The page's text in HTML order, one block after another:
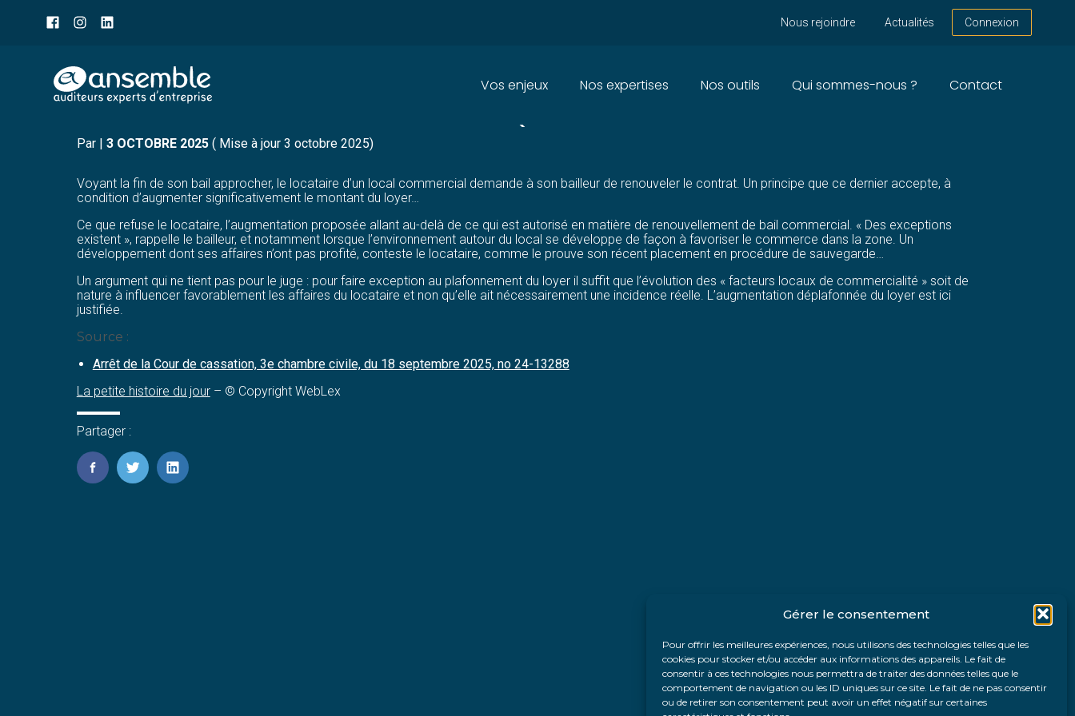
Gérer le consentement
Pour offrir les meilleures expériences, nous utilisons des technologies telles que les
cookies pour stocker et/ou accéder aux informations des appareils. Le fait de
consentir à ces technologies nous permettra de traiter des données telles que le
comportement de navigation ou les ID uniques sur ce site. Le fait de ne pas consentir
ou de retirer son consentement peut avoir un effet négatif sur certaines
header
Nous rejoindre Actualités Connexion
Aller
au
Principal
Vos enjeux Nos expertises Nos outils Qui sommes-nous ? Contact
C’EST L’HISTOIRE D’UN LOCATAIRE À QUI LE SENS DES AFFAIRES FAIT DÉFAUT…
Par | 3 OCTOBRE 2025( Mise à jour 3 octobre 2025)
Voyant la fin de son bail approcher, le locataire d’un local commercial demande à son bailleur de renouveler le contrat. Un principe que ce dernier accepte, à
condition d’augmenter significativement le montant du loyer…
Ce que refuse le locataire, l’augmentation proposée allant au-delà de ce qui est autorisé en matière de renouvellement de bail commercial. « Des exceptions
existent », rappelle le bailleur, et notamment lorsque l’environnement autour du local se développe de façon à favoriser le commerce dans la zone. Un
développement dont ses affaires n’ont pas profité, conteste le locataire, comme le prouve son récent placement en procédure de sauvegarde…
Un argument qui ne tient pas pour le juge : pour faire exception au plafonnement du loyer il suffit que l’évolution des « facteurs locaux de commercialité » soit de
nature à influencer favorablement les affaires du locataire et non qu’elle ait nécessairement une incidence réelle. L’augmentation déplafonnée du loyer est ici
justifiée.
Source :
Arrêt de la Cour de cassation, 3e chambre civile, du 18 septembre 2025, no 24-13288
La petite histoire du jour– © Copyright WebLex
Partager :
FaceBook
TwitterLinkedIn